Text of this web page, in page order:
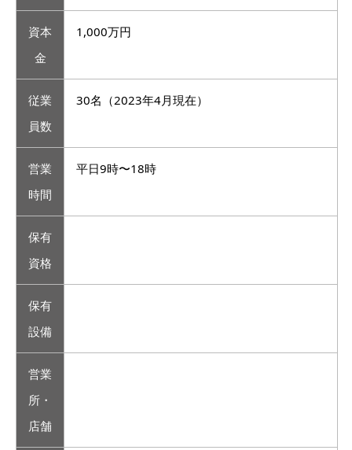
資本
金
1,000万円
従業
員数
30名（2023年4月現在）
営業
時間
平日9時〜18時
保有
資格
保有
設備
営業
所・
店舗